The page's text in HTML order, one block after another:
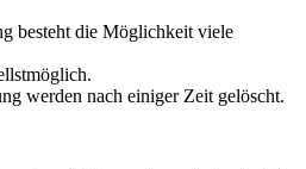
besteht die Möglichkeit viele
werden nach einiger Zeit gelöscht.